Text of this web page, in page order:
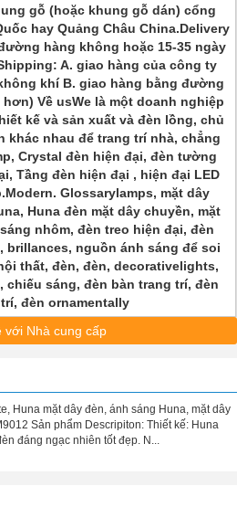
gỗ (hoặc khung gỗ dán) cổng
hay Quảng Châu China.Delivery
hàng không hoặc 15-35 ngày
A. giao hàng của công ty
khí B. giao hàng bằng đường
Về usWe là một doanh nghiệp
kế và sản xuất và đèn lồng, chủ
khác nhau để trang trí nhà, chẳng
Crystal đèn hiện đại, đèn tường
Tầng đèn hiện đại , hiện đại LED
Glossarylamps, mặt dây
Huna đèn mặt dây chuyền, mặt
nhôm, đèn treo hiện đại, đèn
brillances, nguồn ánh sáng để soi
thất, đèn, đèn, decorativelights,
chiếu sáng, đèn bàn trang trí, đèn
đèn ornamentally
với Nhà cung cấp
Huna mặt dây đèn, ánh sáng Huna, mặt dây
Sản phẩm Descripiton: Thiết kế: Huna
đáng ngạc nhiên tốt đẹp. N...